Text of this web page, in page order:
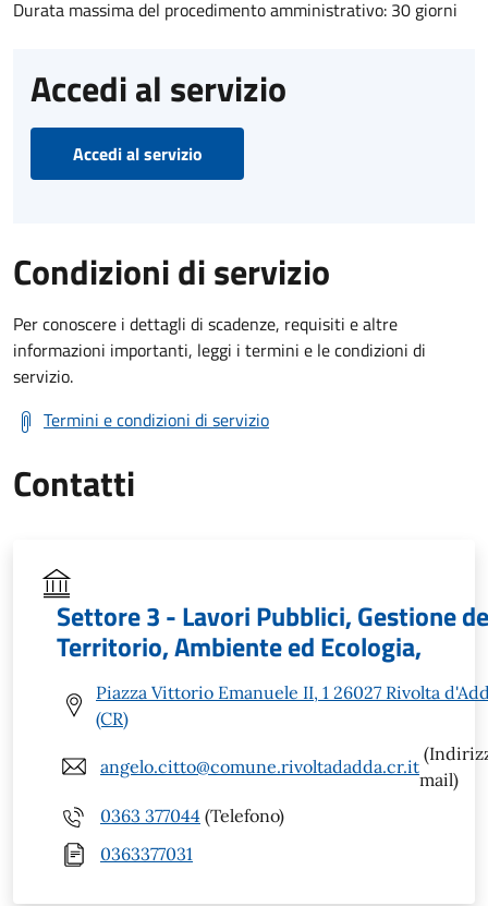
Durata massima del procedimento amministrativo: 30 giorni
Accedi al servizio
Accedi al servizio
Condizioni di servizio
Per conoscere i dettagli di scadenze, requisiti e altre
informazioni importanti, leggi i termini e le condizioni di
servizio.
Termini e condizioni di servizio
Contatti
Settore 3 - Lavori Pubblici, Gestione
Territorio, Ambiente ed Ecologia,
Piazza Vittorio Emanuele II, 1 26027 Rivolta
(CR)
angelo.citto@comune.rivoltadadda.cr.it
mail)
0363 377044 (Telefono)
0363377031